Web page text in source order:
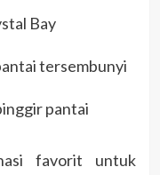
Bay
tersembunyi
pantai
favorit untuk